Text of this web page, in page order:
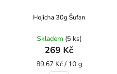
Hojicha 30g Šufan
Skladem (5 ks)
269 Kč
89,67 Kč / 10 g